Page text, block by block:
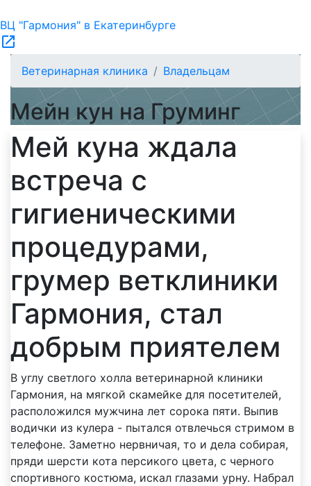
ВЦ "Гармония" в Екатеринбурге
open_in_new
Ветеринарная клиника Владельцам
Мейн кун на Груминг
Мей куна ждала
встреча с
гигиеническими
процедурами,
грумер ветклиники
Гармония, стал
добрым приятелем
В углу светлого холла ветеринарной клиники
Гармония, на мягкой скамейке для посетителей,
расположился мужчина лет сорока пяти. Выпив
водички из кулера - пытался отвлечься стримом в
телефоне. Заметно нервничая, то и дела собирая,
пряди шерсти кота персикого цвета, с черного
спортивного костюма, искал глазами урну. Набрал